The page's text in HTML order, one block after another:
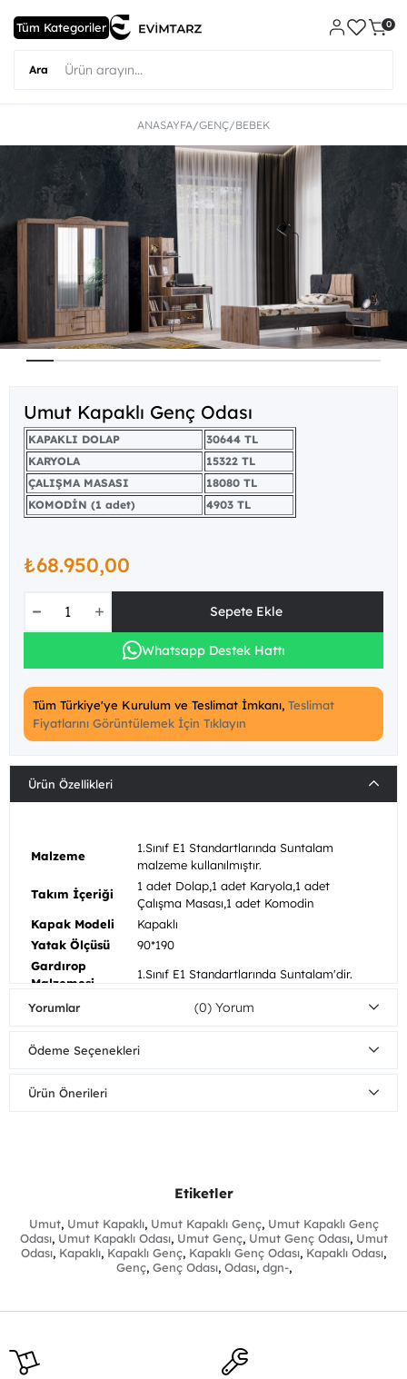
0
ANASAYFA GENÇ/BEBEK
Umut Kapaklı Genç Odası
KAPAKLI DOLAP
30644 TL
KARYOLA
15322 TL
ÇALIŞMA MASASI
18080 TL
KOMODİN (1 adet)
4903 TL
₺68.950,00
Whatsapp Destek Hattı
Tüm Türkiye'ye Kurulum ve Teslimat İmkanı, Teslimat
Fiyatlarını Görüntülemek İçin Tıklayın
Ürün Özellikleri
Malzeme
1.Sınıf E1 Standartlarında Suntalam
malzeme kullanılmıştır.
Takım İçeriği
1 adet Dolap,1 adet Karyola,1 adet
Çalışma Masası,1 adet Komodin
Kapak Modeli
Kapaklı
Yatak Ölçüsü
90*190
Gardırop
Malzemesi
1.Sınıf E1 Standartlarında Suntalam'dir.
Komodin
1.Sınıf E1 Standartlarında Suntalam'dir.
Şifonyer
Malzemesi
1.Sınıf E1 Standartlarında Suntalam'dir.
Mekanizması
Kapaklı
Karyola
Fonksiyonu
İsteğe bağlı olarak baza eklenebilir.
İthal Silinebilir Kumaş Kullanılmıştır
Ürün Boyutları
Dolap
54 cm
Karyola
196 cm
Yorumlar (0)
Ödeme Seçenekleri
Ürün Önerileri
Etiketler
Umut, Umut Kapaklı, Umut Kapaklı Genç, Umut Kapaklı Genç
Odası, Umut Kapaklı Odası, Umut Genç, Umut Genç Odası, Umut
Odası, Kapaklı, Kapaklı Genç, Kapaklı Genç Odası, Kapaklı Odası,
Genç, Genç Odası, Odası, dgn-,